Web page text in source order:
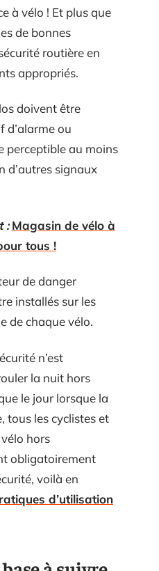
à vélo ! Et plus que
de bonnes
routière en
appropriés.
doivent être
d’alarme ou
perceptible au moins
d’autres signaux
: Magasin de vélo à
tous !
de danger
installés sur les
de chaque vélo.
n’est
la nuit hors
le jour lorsque la
tous les cyclistes et
hors
obligatoirement
voilà en
d’utilisation